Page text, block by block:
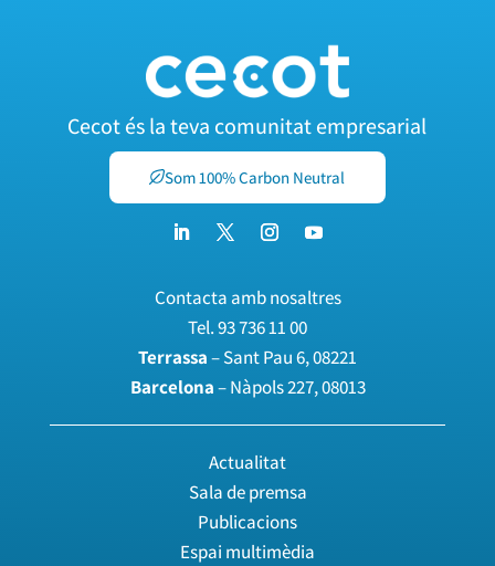
Cecot és la teva comunitat empresarial
Som 100% Carbon Neutral
Contacta amb nosaltres
Tel.93 736 11 00
Terrassa– Sant Pau 6, 08221
Barcelona– Nàpols 227, 08013
Actualitat
Sala de premsa
Publicacions
Espai multimèdia